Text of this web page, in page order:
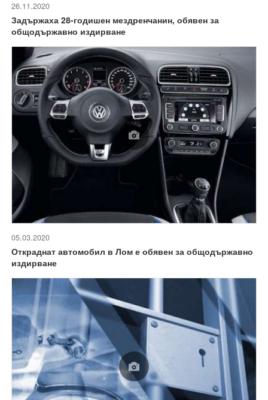
26.11.2020
Задържаха 28-годишен мездренчанин, обявен за
общодържавно издирване
05.03.2020
Откраднат автомобил в Лом е обявен за общодържавно
издирване